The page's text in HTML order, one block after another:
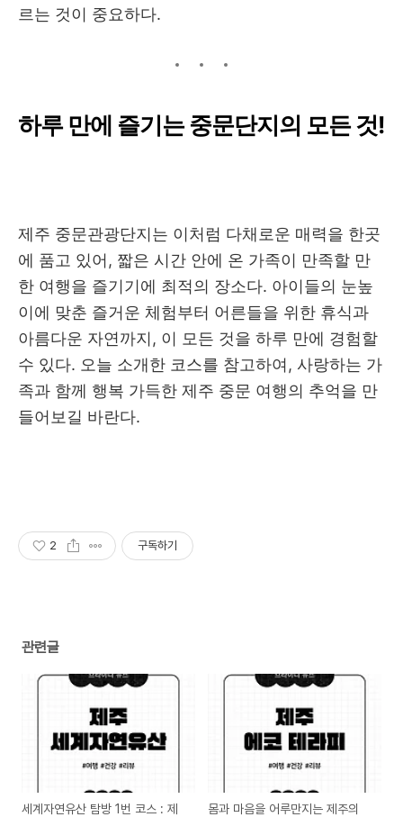
르는 것이 중요하다.
하루 만에 즐기는 중문단지의 모든 것!
제주 중문관광단지는 이처럼 다채로운 매력을 한곳
에 품고 있어, 짧은 시간 안에 온 가족이 만족할 만
한 여행을 즐기기에 최적의 장소다. 아이들의 눈높
이에 맞춘 즐거운 체험부터 어른들을 위한 휴식과
아름다운 자연까지, 이 모든 것을 하루 만에 경험할
수 있다. 오늘 소개한 코스를 참고하여, 사랑하는 가
족과 함께 행복 가득한 제주 중문 여행의 추억을 만
들어보길 바란다.
2 구독하기
관련글
세계자연유산 탐방 1번 코스 : 제
몸과 마음을 어루만지는 제주의